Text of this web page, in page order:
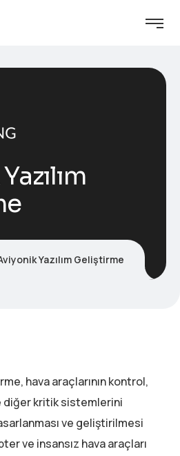
Yazılım Geliştirme
hava araçlarının kontrol,
diğer kritik sistemlerini
ve geliştirilmesi
ve insansız hava araçları